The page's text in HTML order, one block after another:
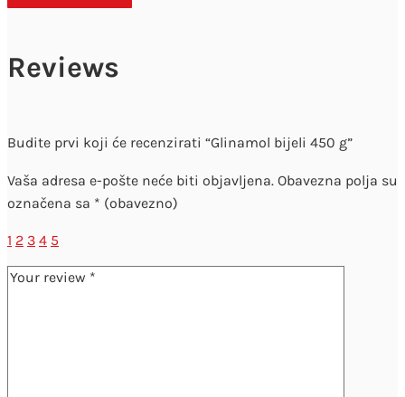
Reviews
Budite prvi koji će recenzirati “Glinamol bijeli 450 g”
Vaša adresa e-pošte neće biti objavljena. Obavezna polja su
označena sa * (obavezno)
1 2 3 4 5